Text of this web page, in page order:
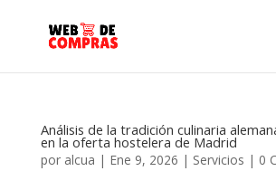
Análisis de la tradición culinaria
en la oferta hostelera de Madrid
por alcua | Ene 9, 2026 | Servicios | 0